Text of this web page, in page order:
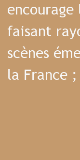
faisant
scènes
la France ;